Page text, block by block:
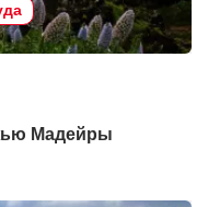
Мадейры